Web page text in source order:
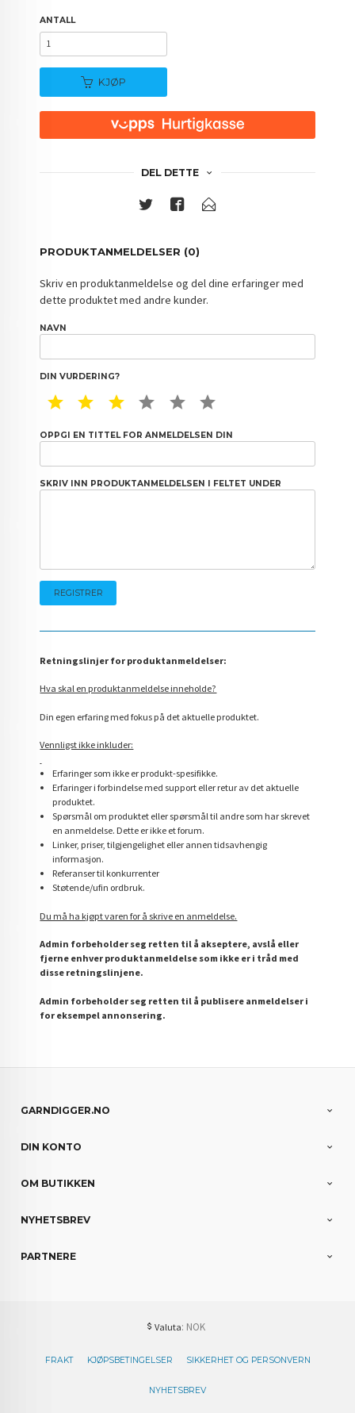
ANTALL
KJØP
DEL DETTE
PRODUKTANMELDELSER (0)
Skriv en produktanmeldelse og del dine erfaringer med
dette produktet med andre kunder.
NAVN
DIN VURDERING?
1 STAR2 STAR3 STAR4 STAR5 STAR
OPPGI EN TITTEL FOR ANMELDELSEN DIN
SKRIV INN PRODUKTANMELDELSEN I FELTET UNDER
Retningslinjer for produktanmeldelser:
Hva skal en produktanmeldelse inneholde?
Din egen erfaring med fokus på det aktuelle produktet.
Vennligst ikke inkluder:
Erfaringer som ikke er produkt-spesifikke.
Erfaringer i forbindelse med support eller retur av det aktuelle
produktet.
Spørsmål om produktet eller spørsmål til andre som har skrevet
en anmeldelse. Dette er ikke et forum.
Linker, priser, tilgjengelighet eller annen tidsavhengig
informasjon.
Referanser til konkurrenter
Støtende/ufin ordbruk.
Du må ha kjøpt varen for å skrive en anmeldelse.
Admin forbeholder seg retten til å akseptere, avslå eller
fjerne enhver produktanmeldelse som ikke er i tråd med
disse retningslinjene.
Admin forbeholder seg retten til å publisere anmeldelser i
for eksempel annonsering.
GARNDIGGER.NO
DIN KONTO
OM BUTIKKEN
NYHETSBREV
PARTNERE
Valuta: NOK
FRAKT KJØPSBETINGELSER SIKKERHET OG PERSONVERN
NYHETSBREV